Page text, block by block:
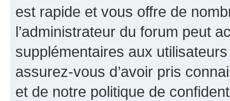
est rapide et vous offre de
l’administrateur du forum peut
supplémentaires aux
assurez-vous d’avoir pris
et de notre politique de